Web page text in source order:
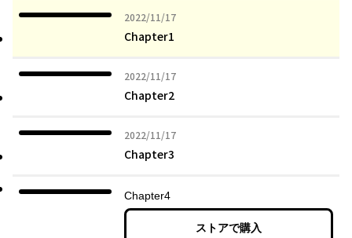
2022/11/17
2022年11月17日
Chapter1
2022/11/17
2022年11月17日
Chapter2
2022/11/17
2022年11月17日
Chapter3
Chapter4
ストアで購入